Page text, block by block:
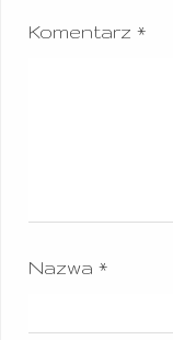
Komentarz *
Nazwa *